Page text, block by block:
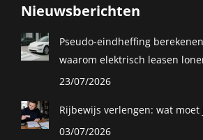
Nieuwsberichten
Pseudo-eindheffing
waarom elektrisch leasen
23/07/2026
Rijbewijs verlengen: wat
03/07/2026